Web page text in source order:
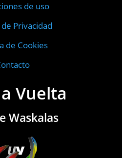
de uso
Privacidad
de Cookies
Vuelta
Waskalas